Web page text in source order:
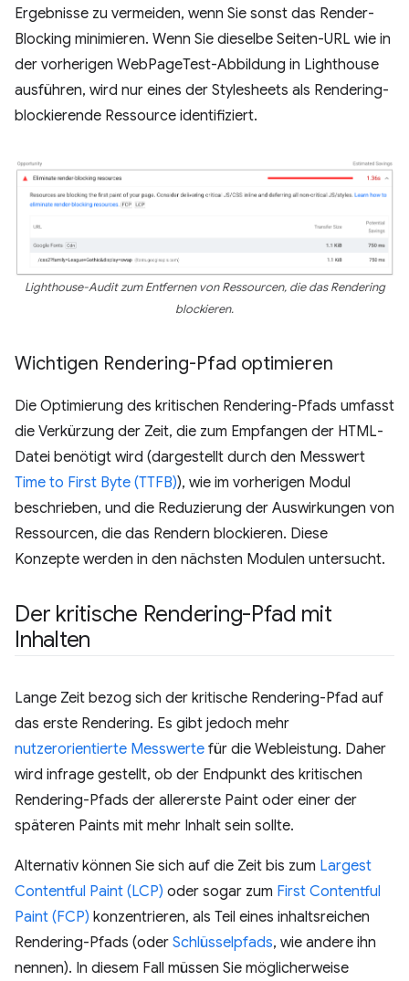
Ergebnisse zu vermeiden, wenn Sie sonst das Render-
Blocking minimieren. Wenn Sie dieselbe Seiten-URL wie in
der vorherigen WebPageTest-Abbildung in Lighthouse
ausführen, wird nur eines der Stylesheets als Rendering-
blockierende Ressource identifiziert.
Lighthouse-Audit zum Entfernen von Ressourcen, die das Rendering
blockieren.
Wichtigen Rendering-Pfad optimieren
Die Optimierung des kritischen Rendering-Pfads umfasst
die Verkürzung der Zeit, die zum Empfangen der HTML-
Datei benötigt wird (dargestellt durch den Messwert
Time to First Byte (TTFB)), wie im vorherigen Modul
beschrieben, und die Reduzierung der Auswirkungen von
Ressourcen, die das Rendern blockieren. Diese
Konzepte werden in den nächsten Modulen untersucht.
Der kritische Rendering-Pfad mit
Inhalten
Lange Zeit bezog sich der kritische Rendering-Pfad auf
das erste Rendering. Es gibt jedoch mehr
nutzerorientierte Messwerte für die Webleistung. Daher
wird infrage gestellt, ob der Endpunkt des kritischen
Rendering-Pfads der allererste Paint oder einer der
späteren Paints mit mehr Inhalt sein sollte.
Alternativ können Sie sich auf die Zeit bis zum Largest
Contentful Paint (LCP) oder sogar zum First Contentful
Paint (FCP) konzentrieren, als Teil eines inhaltsreichen
Rendering-Pfads (oder Schlüsselpfads, wie andere ihn
nennen). In diesem Fall müssen Sie möglicherweise